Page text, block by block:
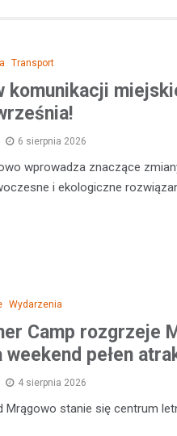
Transport
komunikacji
6 sierpnia 2026
wprowadza znaczące
i ekologiczne
Wydarzenia
Camp rozgrzeje
weekend pełen
4 sierpnia 2026
Mrągowo stanie się centrum